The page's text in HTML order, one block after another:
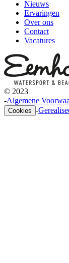
Nieuws
Ervaringen
Over ons
Contact
Vacatures
© 2023
-Algemene
Cookies -